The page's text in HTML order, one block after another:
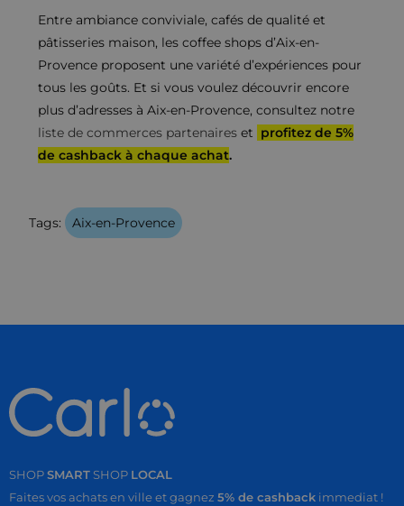
Entre ambiance conviviale, cafés de qualité et
pâtisseries maison, les coffee shops d’Aix-en-
Provence proposent une variété d’expériences pour
tous les goûts. Et si vous voulez découvrir encore
plus d’adresses à Aix-en-Provence, consultez notre
liste de commerces partenaires et profitez de 5%
de cashback à chaque achat.
Tags: Aix-en-Provence
SHOPSMART SHOP LOCAL
Faites vos achats en ville et gagnez 5% de cashback immediat !